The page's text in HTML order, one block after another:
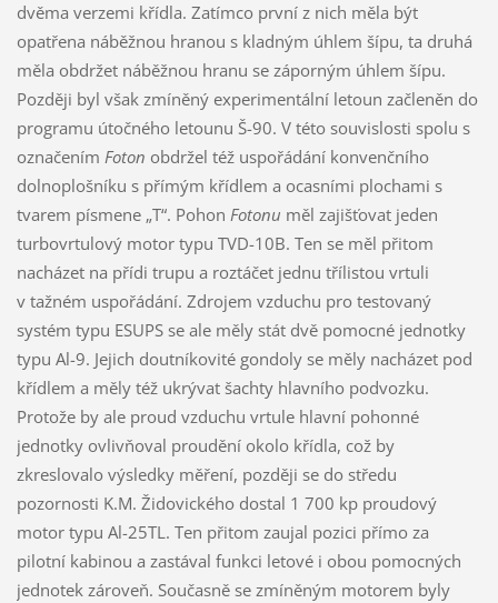
dvěma verzemi křídla. Zatímco první z nich měla být
opatřena náběžnou hranou s kladným úhlem šípu, ta druhá
měla obdržet náběžnou hranu se záporným úhlem šípu.
Později byl však zmíněný experimentální letoun začleněn do
programu útočného letounu Š-90. V této souvislosti spolu s
označením Foton obdržel též uspořádání konvenčního
dolnoplošníku s přímým křídlem a ocasními plochami s
tvarem písmene „T“. Pohon Fotonu měl zajišťovat jeden
turbovrtulový motor typu TVD-10B. Ten se měl přitom
nacházet na přídi trupu a roztáčet jednu třílistou vrtuli
v tažném uspořádání. Zdrojem vzduchu pro testovaný
systém typu ESUPS se ale měly stát dvě pomocné jednotky
typu Al-9. Jejich doutníkovité gondoly se měly nacházet pod
křídlem a měly též ukrývat šachty hlavního podvozku.
Protože by ale proud vzduchu vrtule hlavní pohonné
jednotky ovlivňoval proudění okolo křídla, což by
zkreslovalo výsledky měření, později se do středu
pozornosti K.M. Židovického dostal 1 700 kp proudový
motor typu Al-25TL. Ten přitom zaujal pozici přímo za
pilotní kabinou a zastával funkci letové i obou pomocných
jednotek zároveň. Současně se zmíněným motorem byly